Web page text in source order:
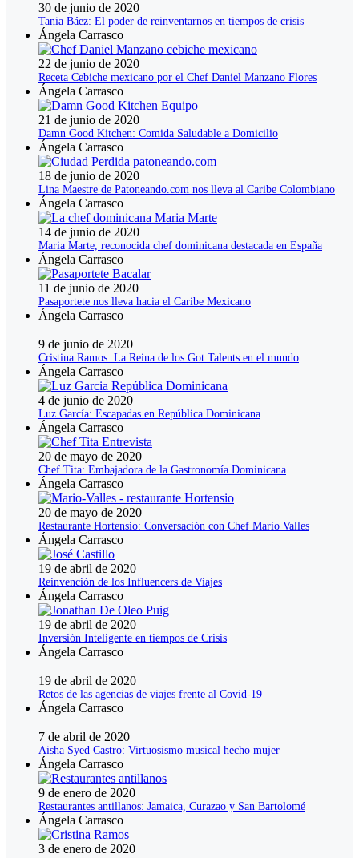
30 de junio de 2020
Tania Báez: El poder de reinventarnos en tiempos de crisis
Ángela Carrasco
22 de junio de 2020
Receta Cebiche mexicano por el Chef Daniel Manzano Flores
Ángela Carrasco
21 de junio de 2020
Damn Good Kitchen: Comida Saludable a Domicilio
Ángela Carrasco
18 de junio de 2020
Lina Maestre de Patoneando.com nos lleva al Caribe Colombiano
Ángela Carrasco
14 de junio de 2020
Maria Marte, reconocida chef dominicana destacada en España
Ángela Carrasco
11 de junio de 2020
Pasaportete nos lleva hacia el Caribe Mexicano
Ángela Carrasco
9 de junio de 2020
Cristina Ramos: La Reina de los Got Talents en el mundo
Ángela Carrasco
4 de junio de 2020
Luz García: Escapadas en República Dominicana
Ángela Carrasco
20 de mayo de 2020
Chef Tita: Embajadora de la Gastronomía Dominicana
Ángela Carrasco
20 de mayo de 2020
Restaurante Hortensio: Conversación con Chef Mario Valles
Ángela Carrasco
19 de abril de 2020
Reinvención de los Influencers de Viajes
Ángela Carrasco
19 de abril de 2020
Inversión Inteligente en tiempos de Crisis
Ángela Carrasco
19 de abril de 2020
Retos de las agencias de viajes frente al Covid-19
Ángela Carrasco
7 de abril de 2020
Aisha Syed Castro: Virtuosismo musical hecho mujer
Ángela Carrasco
9 de enero de 2020
Restaurantes antillanos: Jamaica, Curazao y San Bartolomé
Ángela Carrasco
3 de enero de 2020